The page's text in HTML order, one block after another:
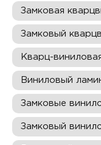
Замковая
Замковый
Кварц-
Виниловый
Замковые
Замковый